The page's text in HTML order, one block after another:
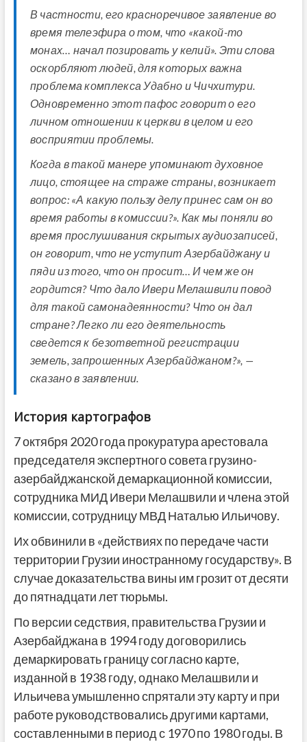
В частности, его красноречивое заявление во
время телеэфира о том, что «какой-то
монах… начал позировать у келий». Эти слова
оскорбляют людей, для которых важна
проблема комплекса Удабно и Чичхитури.
Одновременно этот пафос говорит о его
личном отношении к церкви в целом и его
восприятии проблемы.
Когда в такой манере упоминают духовное
лицо, стоящее на страже страны, возникает
вопрос: «А какую пользу делу принес сам он во
время работы в комиссии?». Как мы поняли во
время прослушивания скрытых аудиозаписей,
он говорит, что не уступит Азербайджану и
пяди из того, что он просит… И чем же он
гордится? Что дало Ивери Мелашвили повод
для такой самонадеянности? Что он дал
стране? Легко ли его деятельность
сведется к безответной регистрации
земель, запрошенных Азербайджаном?», —
сказано в заявлении.
История картографов
7 октября 2020 года прокуратура арестовала
председателя экспертного совета грузино-
азербайджанской демаркационной комиссии,
сотрудника МИД Ивери Мелашвили и члена этой
комиссии, сотрудницу МВД Наталью Ильичову.
Их обвинили в «действиях по передаче части
территории Грузии иностранному государству». В
случае доказательства вины им грозит от десяти
до пятнадцати лет тюрьмы.
По версии седствия, правительства Грузии и
Азербайджана в 1994 году договорились
демаркировать границу согласно карте,
изданной в 1938 году, однако Мелашвили и
Ильичева умышленно спрятали эту карту и при
работе руководствовались другими картами,
составленными в период с 1970 по 1980 годы. В